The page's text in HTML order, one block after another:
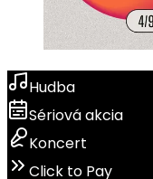
Hudba
Sériová akcia
Koncert
Click to Pay